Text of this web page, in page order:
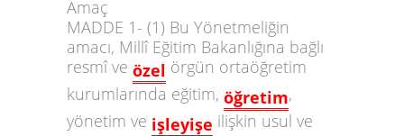
Amaç
MADDE 1 - (1 ) Bu Yönetmeliğin
amacı, Millî Eğitim Bakanlığına bağlı
resmî ve özel örgün ortaöğretim
kurumlarında eğitim, öğretim,
yönetim ve işleyişe ilişkin usul ve